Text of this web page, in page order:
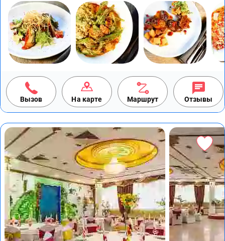
Вызов На карте Маршрут Отзывы